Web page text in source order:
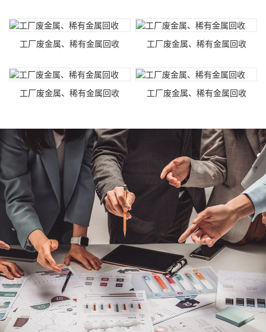
工厂废金属、稀有金属回收 工厂废金属、稀有金属回收
工厂废金属、稀有金属回收 工厂废金属、稀有金属回收